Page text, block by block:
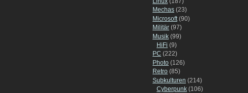
Mechas (23)
Microsoft(90)
Militär (97)
Musik (99)
HiFi (9)
PC (222)
Photo (126)
Retro (85)
Subkulturen (214)
Cyberpunk (106)